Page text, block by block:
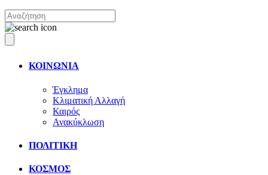
ΚΟΙΝΩΝΙΑ
Έγκλημα
Κλιματική Αλλαγή
Καιρός
Ανακύκλωση
ΠΟΛΙΤΙΚΗ
ΚΟΣΜΟΣ